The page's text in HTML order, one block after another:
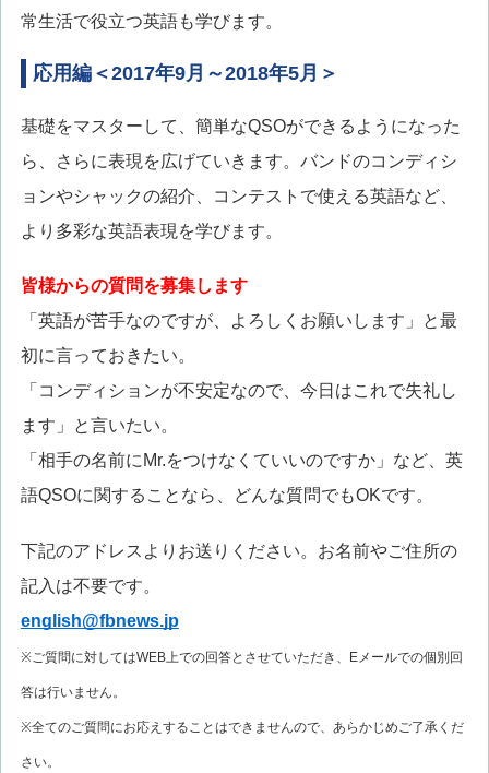
常生活で役立つ英語も学びます。
応用編＜2017年9月～2018年5月＞
基礎をマスターして、簡単なQSOができるようになった
ら、さらに表現を広げていきます。バンドのコンディシ
ョンやシャックの紹介、コンテストで使える英語など、
より多彩な英語表現を学びます。
皆様からの質問を募集します
「英語が苦手なのですが、よろしくお願いします」と最
初に言っておきたい。
「コンディションが不安定なので、今日はこれで失礼し
ます」と言いたい。
「相手の名前にMr.をつけなくていいのですか」など、英
語QSOに関することなら、どんな質問でもOKです。
下記のアドレスよりお送りください。お名前やご住所の
記入は不要です。
english@fbnews.jp
※ご質問に対してはWEB上での回答とさせていただき、Eメールでの個別回
答は行いません。
※全てのご質問にお応えすることはできませんので、あらかじめご了承くだ
さい。